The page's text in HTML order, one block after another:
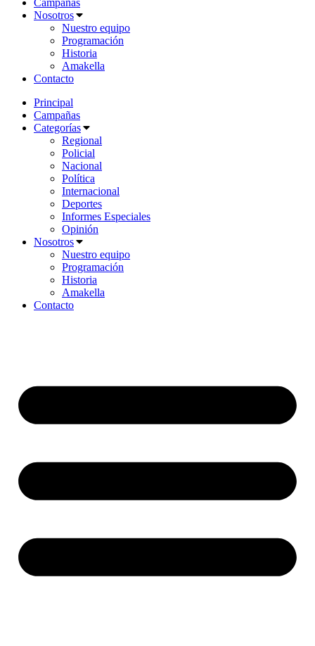
Campañas
Nosotros
Nuestro equipo
Programación
Historia
Amakella
Contacto
Principal
Campañas
Categorías
Regional
Policial
Nacional
Política
Internacional
Deportes
Informes Especiales
Opinión
Nosotros
Nuestro equipo
Programación
Historia
Amakella
Contacto